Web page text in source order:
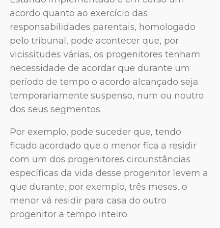
acordo quanto ao exercício das
responsabilidades parentais, homologado
pelo tribunal, pode acontecer que, por
vicissitudes várias, os progenitores tenham
necessidade de acordar que durante um
período de tempo o acordo alcançado seja
temporariamente suspenso, num ou noutro
dos seus segmentos.
Por exemplo, pode suceder que, tendo
ficado acordado que o menor fica a residir
com um dos progenitores circunstâncias
específicas da vida desse progenitor levem a
que durante, por exemplo, três meses, o
menor vá residir para casa do outro
progenitor a tempo inteiro.